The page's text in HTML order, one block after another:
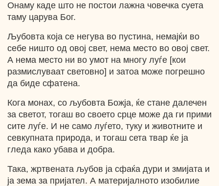
Онаму каде што не постои лажна човечка суета
таму царува Бог.
Љубовта која се негува во пустина, немајќи во
себе ништо од овој свет, нема место во овој свет.
А нема место ни во умот на многу луѓе [кои
размислуваат световно] и затоа може погрешно
да биде сфатена.
Кога монах, со љубовта Божја, ќе стане далечен
за светот, тогаш во своето срце може да ги прими
сите луѓе. И не само луѓето, туку и животните и
севкупната природа, и тогаш сета твар ќе ја
гледа како убава и добра.
Така, жртвената љубов ја сфаќа дури и змијата и
ја зема за пријател. А материјалното изобилие